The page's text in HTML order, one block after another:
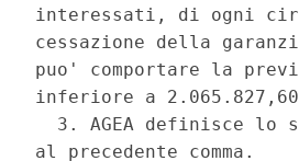
interessati, di ogni
cessazione della
puo' comportare la
inferiore a
3. AGEA definisce lo